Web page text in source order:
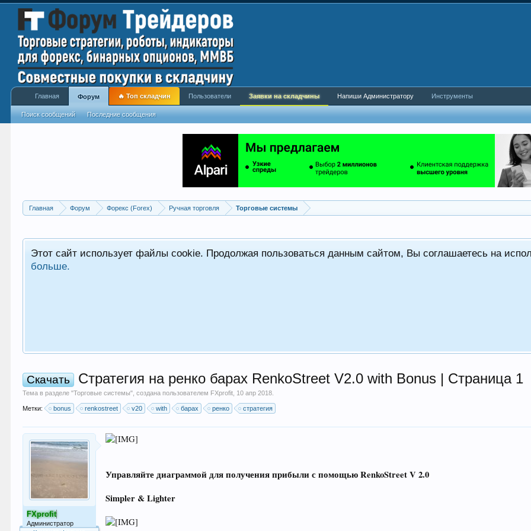
Главная Форум Форекс (Forex) Ручная торговля Торговые системы
Этот сайт использует файлы cookie. Продолжая пользоваться данным сайтом, Вы соглашаетесь на
больше.
Скачать Стратегия на ренко барах RenkoStreet V2.0 with Bonus | Страница 1
Тема в разделе "Торговые системы", создана пользователем FXprofit 10 апр 2018
Метки: bonus renkostreet v20 with барах ренко стратегия
FXprofit
Администратор
Управляйте диаграммой для получения прибыли с помощью RenkoStreet V 2.0
Simpler & Lighter
Главная Форум
Поиск сообщений Последние сообщения
🔥 Топ складчин Пользователи Заявки на складчины Напиши Администратору Инструменты